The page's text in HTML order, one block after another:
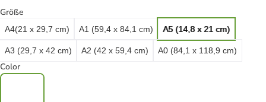
Größe
A4(21 x 29,7 cm) A1 (59,4 x 84,1 cm) A5 (14,8 x 21 cm)
A3 (29,7 x 42 cm) A2 (42 x 59,4 cm) A0 (84,1 x 118,9 cm)
Color